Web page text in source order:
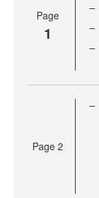
Page
1
Page 2